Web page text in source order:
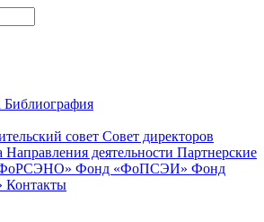
Библиография
совет Совет директоров
Направления деятельности Партнерские
Фонд «ФоПСЭИ» Фонд
Контакты